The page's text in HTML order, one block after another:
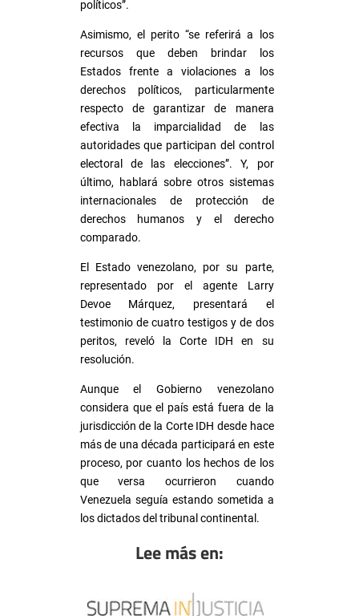
políticos”.
Asimismo, el perito “se referirá a los
recursos que deben brindar los
Estados frente a violaciones a los
derechos políticos, particularmente
respecto de garantizar de manera
efectiva la imparcialidad de las
autoridades que participan del control
electoral de las elecciones”. Y, por
último, hablará sobre otros sistemas
internacionales de protección de
derechos humanos y el derecho
comparado.
El Estado venezolano, por su parte,
representado por el agente Larry
Devoe Márquez, presentará el
testimonio de cuatro testigos y de dos
peritos, reveló la Corte IDH en su
resolución.
Aunque el Gobierno venezolano
considera que el país está fuera de la
jurisdicción de la Corte IDH desde hace
más de una década participará en este
proceso, por cuanto los hechos de los
que versa ocurrieron cuando
Venezuela seguía estando sometida a
los dictados del tribunal continental.
Lee más en: